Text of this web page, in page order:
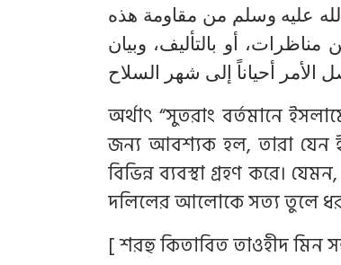
عليه وسلم من مقاومة هذه
أو بالتأليف، وبيان
الأمر أحياناً إلى شهر السلاح
অর্থাৎ “সুতরাং বর্তমানে
জন্য আবশ্যক হল, তারা যেন
বিভিন্ন ব্যবস্থা গ্রহণ করে।
দলিলের আলোকে সত্য তুলে
[ শরহু কিতাবিত তাওহীদ মিন